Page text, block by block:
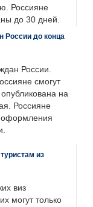
Россияне
до 30 дней.
России до конца
России.
смогут
на
Россияне
оформления
из
виз
могут только